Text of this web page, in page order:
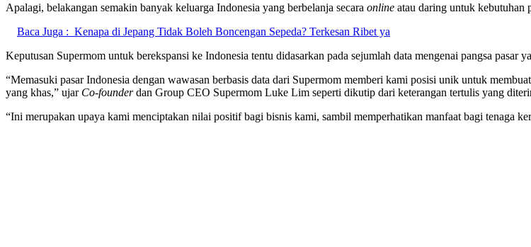
Apalagi, belakangan semakin banyak keluarga Indonesia yang berbelanja secara online atau daring untuk kebutuhan
Baca Juga : Kenapa di Jepang Tidak Boleh Boncengan Sepeda? Terkesan Ribet ya
Keputusan Supermom untuk berekspansi ke Indonesia tentu didasarkan pada sejumlah data mengenai pangsa pasar
“Memasuki pasar Indonesia dengan wawasan berbasis data dari Supermom memberi kami posisi unik untuk
yang khas,” ujar Co-founderdan Group CEO Supermom Luke Lim seperti dikutip dari keterangan tertulis yang
“Ini merupakan upaya kami menciptakan nilai positif bagi bisnis kami, sambil memperhatikan manfaat bagi tenaga